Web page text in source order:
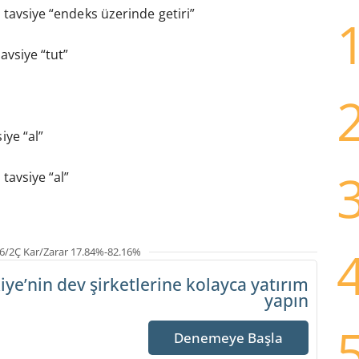
tavsiye “endeks üzerinde getiri”
“tut”
“al”
“al”
Kar/Zarar 17.84%-82.16%
dev şirketlerine kolayca yatırım
yapın
Denemeye Başla